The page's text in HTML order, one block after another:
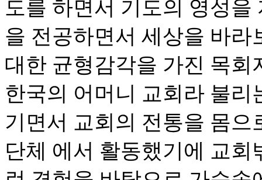
도를 하면서 기도의 영성
을 전공하면서 세상을 바
대한 균형감각을 가진 목회
한국의 어머니 교회라 불
기면서 교회의 전통을 몸으
단체 에서 활동했기에 교